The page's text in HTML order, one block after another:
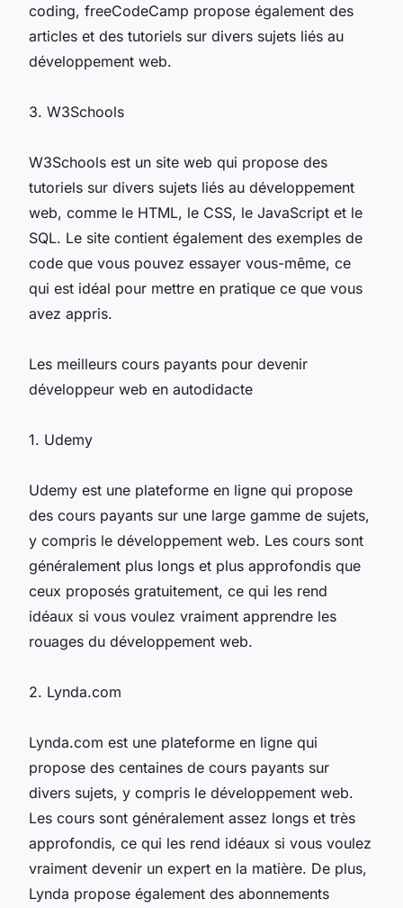
coding, freeCodeCamp propose également des
articles et des tutoriels sur divers sujets liés au
développement web.
3. W3Schools
W3Schools est un site web qui propose des
tutoriels sur divers sujets liés au développement
web, comme le HTML, le CSS, le JavaScript et le
SQL. Le site contient également des exemples de
code que vous pouvez essayer vous-même, ce
qui est idéal pour mettre en pratique ce que vous
avez appris.
Les meilleurs cours payants pour devenir
développeur web en autodidacte
1. Udemy
Udemy est une plateforme en ligne qui propose
des cours payants sur une large gamme de sujets,
y compris le développement web. Les cours sont
généralement plus longs et plus approfondis que
ceux proposés gratuitement, ce qui les rend
idéaux si vous voulez vraiment apprendre les
rouages du développement web.
2. Lynda.com
Lynda.com est une plateforme en ligne qui
propose des centaines de cours payants sur
divers sujets, y compris le développement web.
Les cours sont généralement assez longs et très
approfondis, ce qui les rend idéaux si vous voulez
vraiment devenir un expert en la matière. De plus,
Lynda propose également des abonnements